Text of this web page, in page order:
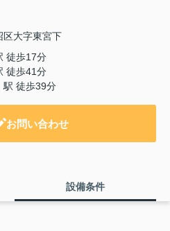
区大字東宮下
徒歩17分
徒歩41分
駅 徒歩39分
お問い合わせ
設備条件